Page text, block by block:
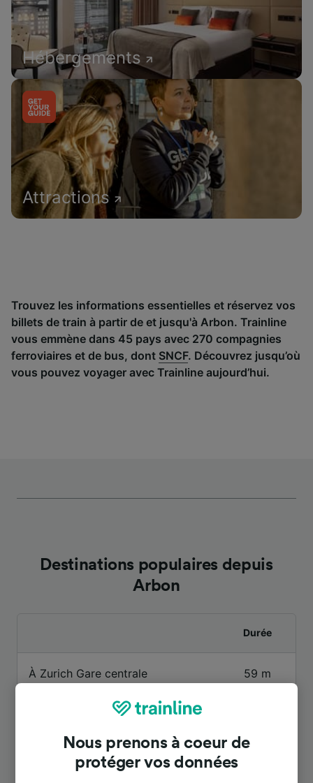
Hébergements
Attractions
Trouvez les informations essentielles et réservez vos
billets de train à partir de et jusqu'à Arbon. Trainline
vous emmène dans 45 pays avec 270 compagnies
ferroviaires et de bus, dont SNCF. Découvrez jusqu’où
vous pouvez voyager avec Trainline aujourd’hui.
Destinations populaires depuis
Arbon
Durée
À Zurich Gare centrale 59 m
À Aéroport Zurich
Nous prenons à coeur de
protéger vos données